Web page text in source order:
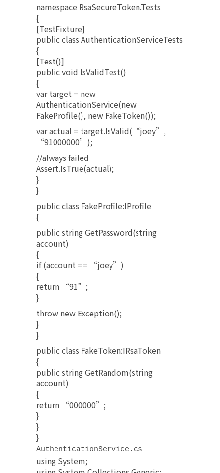
namespace RsaSecureToken.Tests
{
[TestFixture]
public class AuthenticationServiceTests
{
[Test()]
public void IsValidTest()
{
var target = new
AuthenticationService(new
FakeProfile(), new FakeToken());
var actual = target.IsValid(“joey”,
“91000000”);
//always failed
Assert.IsTrue(actual);
}
}
public class FakeProfile:IProfile
{
public string GetPassword(string
account)
{
if (account == “joey”)
{
return “91”;
}
throw new Exception();
}
}
public class FakeToken:IRsaToken
{
public string GetRandom(string
account)
{
return “000000”;
}
}
}
AuthenticationService.cs
using System;